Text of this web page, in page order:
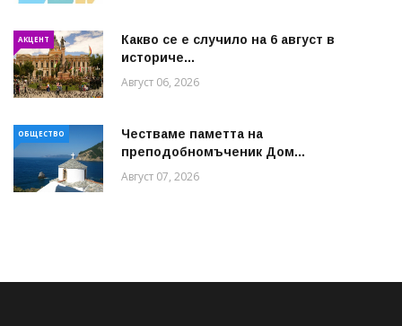
АКЦЕНТ
Какво се е случило на 6 август в
историче...
Август 06, 2026
ОБЩЕСТВО
Честваме паметта на
преподобномъченик Дом...
Август 07, 2026